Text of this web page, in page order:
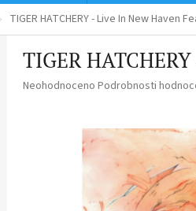
TIGER HATCHERY - Live In New Haven
TIGER
Průměrné
Neohodnoceno Podrobnosti